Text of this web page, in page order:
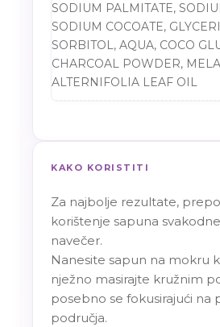
SODIUM PALMITATE,
SODIUM COCOATE,
SORBITOL, AQUA, COCO
CHARCOAL POWDER,
ALTERNIFOLIA LEAF OIL
KAKO KORISTITI
Za najbolje rezultate,
korištenje sapuna
navečer.
Nanesite sapun na mokru
nježno masirajte kružnim
posebno se fokusirajući na
područja.